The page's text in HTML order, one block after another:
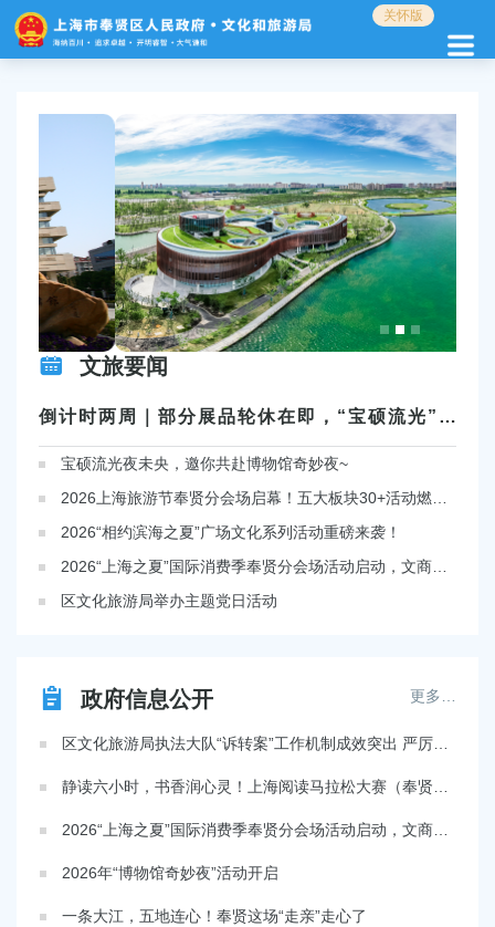
障
碍
关怀版
文旅要闻
倒计时两周｜部分展品轮休在即，“宝硕流光”精彩继续
宝硕流光夜未央，邀你共赴博物馆奇妙夜~
2026上海旅游节奉贤分会场启幕！五大板块30+活动燃动贤城
2026“相约滨海之夏”广场文化系列活动重磅来袭！
2026“上海之夏”国际消费季奉贤分会场活动启动，文商旅体展农融合激活南上海夏日经济
区文化旅游局举办主题党日活动
政府信息公开 更多…
区文化旅游局执法大队“诉转案”工作机制成效突出 严厉查处无证经营旅游业务行为
静读六小时，书香润心灵！上海阅读马拉松大赛（奉贤区图书馆站）火热开赛
2026“上海之夏”国际消费季奉贤分会场活动启动，文商旅体展农融合激活南上海夏日经济
2026年“博物馆奇妙夜”活动开启
一条大江，五地连心！奉贤这场“走亲”走心了